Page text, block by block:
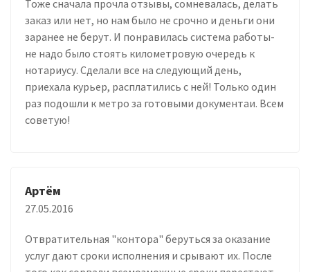
Тоже сначала прочла отзывы, сомневалась, делать
заказ или нет, но нам было не срочно и деньги они
заранее не берут. И понравилась система работы-
не надо было стоять километровую очередь к
нотариусу. Сделали все на следующий день,
приехала курьер, расплатились с ней! Только один
раз подошли к метро за готовыми документаи. Всем
советую!
Артём
27.05.2016
Отвратительная "контора" беруться за оказание
услуг дают сроки исполнения и срывают их. После